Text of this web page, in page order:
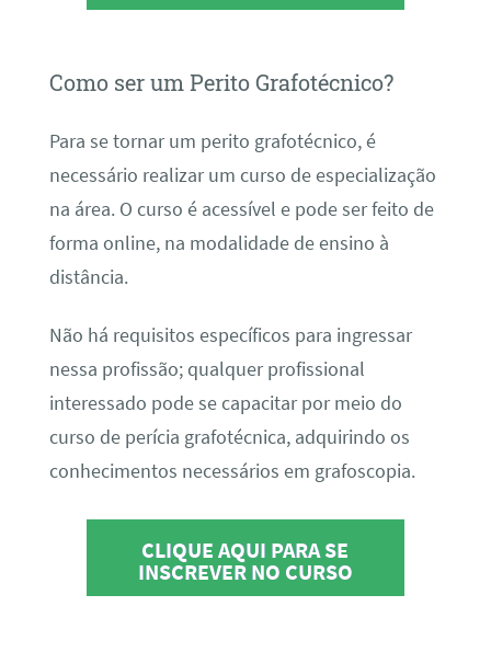
Como ser um Perito Grafotécnico?
Para se tornar um perito grafotécnico, é
necessário realizar um curso de especialização
na área. O curso é acessível e pode ser feito de
forma online, na modalidade de ensino à
distância.
Não há requisitos específicos para ingressar
nessa profissão; qualquer profissional
interessado pode se capacitar por meio do
curso de perícia grafotécnica, adquirindo os
conhecimentos necessários em grafoscopia.
CLIQUE AQUI PARA SE
INSCREVER NO CURSO